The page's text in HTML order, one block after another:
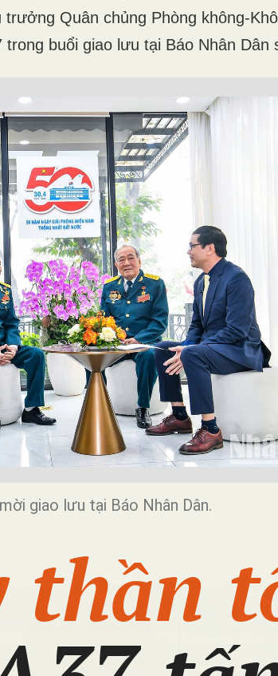
Quân chủng Phòng không-
buổi giao lưu tại Báo Nhân Dân
giao lưu tại Báo Nhân Dân.
thần